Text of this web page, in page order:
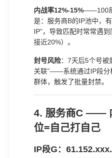
内战率12%-15%——100
是：服务商B的IP池中，
IP”，导致匹配时常常遇
接近20%）。
封号风险：7天后5个号被
关联”——系统通过IP段分
群体，触发了批量封禁。
4. 服务商C ——
位=自己打自己
IP段G：